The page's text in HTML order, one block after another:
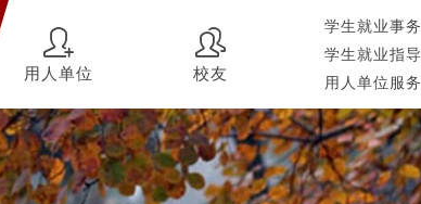
用人单位 校友
学生就业事务
学生就业指导
用人单位服务